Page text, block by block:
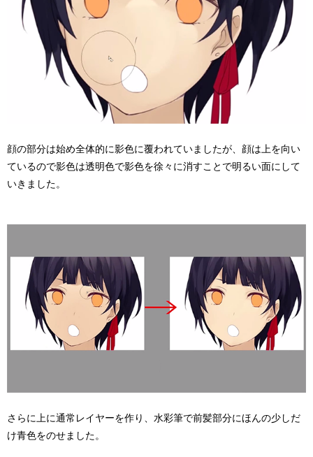
顔の部分は始め全体的に影色に覆われていましたが、顔は上を向い
ているので影色は透明色で影色を徐々に消すことで明るい面にして
いきました。
さらに上に通常レイヤーを作り、水彩筆で前髪部分にほんの少しだ
け青色をのせました。